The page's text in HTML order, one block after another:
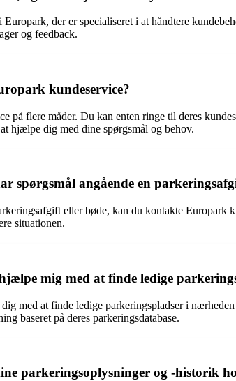
der er specialiseret i at håndtere
og feedback.
kundeservice?
på flere måder. Du kan enten ringe til deres
hjælpe dig med dine spørgsmål og behov.
spørgsmål angående en
eller bøde, kan du kontakte
situationen.
mig med at finde ledige
med at finde ledige parkeringspladser i
baseret på deres parkeringsdatabase.
parkeringsoplysninger og -historik